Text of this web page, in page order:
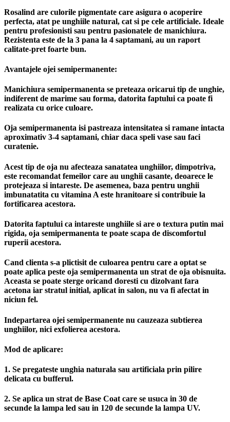
Rosalind are culorile pigmentate care asigura o acoperire
perfecta, atat pe unghiile natural, cat si pe cele artificiale. Ideale
pentru profesionisti sau pentru pasionatele de manichiura.
Rezistenta este de la 3 pana la 4 saptamani, au un raport
calitate-pret foarte bun.
Avantajele ojei semipermanente:
Manichiura semipermanenta se preteaza oricarui tip de unghie,
indiferent de marime sau forma, datorita faptului ca poate fi
realizata cu orice culoare.
Oja semipermanenta isi pastreaza intensitatea si ramane intacta
aproximativ 3-4 saptamani, chiar daca speli vase sau faci
curatenie.
Acest tip de oja nu afecteaza sanatatea unghiilor, dimpotriva,
este recomandat femeilor care au unghii casante, deoarece le
protejeaza si intareste. De asemenea, baza pentru unghii
imbunatatita cu vitamina A este hranitoare si contribuie la
fortificarea acestora.
Datorita faptului ca intareste unghiile si are o textura putin mai
rigida, oja semipermanenta te poate scapa de discomfortul
ruperii acestora.
Cand clienta s-a plictisit de culoarea pentru care a optat se
poate aplica peste oja semipermanenta un strat de oja obisnuita.
Aceasta se poate sterge oricand doresti cu dizolvant fara
acetona iar stratul initial, aplicat in salon, nu va fi afectat in
niciun fel.
Indepartarea ojei semipermanente nu cauzeaza subtierea
unghiilor, nici exfolierea acestora.
Mod de aplicare:
1. Se pregateste unghia naturala sau artificiala prin pilire
delicata cu bufferul.
2. Se aplica un strat de Base Coat care se usuca in 30 de
secunde la lampa led sau in 120 de secunde la lampa UV.